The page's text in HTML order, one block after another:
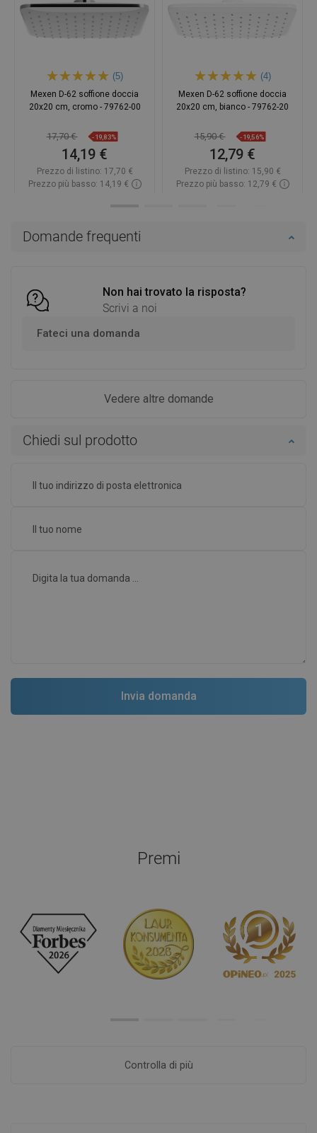
Domande frequenti
Non hai trovato la risposta?
Scrivi a noi
Fateci una domanda
Vedere altre domande
Chiedi sul prodotto
(5)
Mexen D-62 soffione doccia
20x20 cm, cromo - 79762-00
17,70 € -19,83%
14,19 €
Prezzo di listino: 17,70 €
Prezzo più basso: 14,19 €
(4)
Mexen D-62 soffione doccia
20x20 cm, bianco - 79762-20
15,90 € -19,56%
12,79 €
Prezzo di listino: 15,90 €
Prezzo più basso: 12,79 €
Premi
Controlla di più